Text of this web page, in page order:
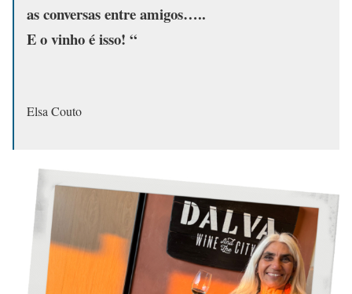
as conversas entre amigos…..
E o vinho é isso! “
Elsa Couto